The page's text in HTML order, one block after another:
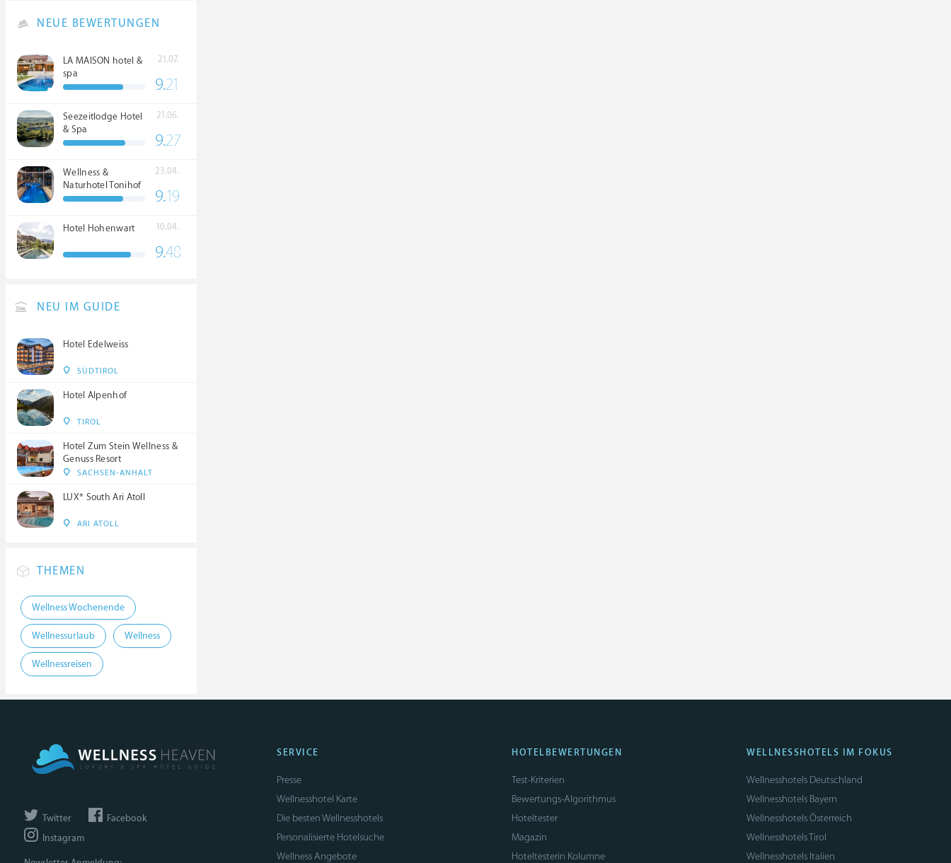
NEUE BEWERTUNGEN
LA MAISON hotel &
spa
21.07.
9.21
Seezeitlodge Hotel
& Spa
21.06.
9.27
Wellness &
Naturhotel Tonihof
****S
23.04.
9.19
Hotel Hohenwart 10.04.
9.48
NEU IM GUIDE
Hotel Edelweiss
SÜDTIROL
Hotel Alpenhof
TIROL
Hotel Zum Stein Wellness &
Genuss Resort
SACHSEN-ANHALT
LUX* South Ari Atoll
ARI ATOLL
THEMEN
Wellness Wochenende
Wellnessurlaub Wellness
Wellnessreisen
Twitter
Facebook
Instagram
SERVICE
Presse
Wellnesshotel Karte
Die besten Wellnesshotels
Personalisierte Hotelsuche
Wellness Angebote
HOTELBEWERTUNGEN
Test-Kriterien
Bewertungs-Algorithmus
Hoteltester
Magazin
Hoteltesterin Kolumne
WELLNESSHOTELS IM FOKUS
Wellnesshotels Deutschland
Wellnesshotels Bayern
Wellnesshotels Österreich
Wellnesshotels Tirol
Wellnesshotels Italien